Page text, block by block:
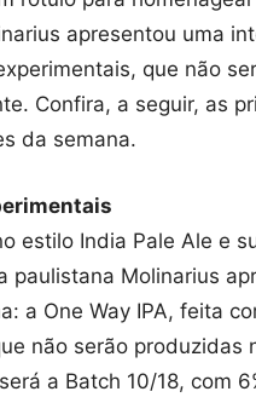
apresentou uma
que não
Confira, a seguir, as
da semana.
estilo India Pale Ale e
paulistana Molinarius
a One Way IPA, feita
não serão produzidas
a Batch 10/18, com